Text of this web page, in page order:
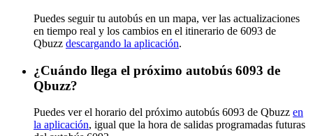
Puedes seguir tu autobús en un mapa, ver las actualizaciones
en tiempo real y los cambios en el itinerario de 6093 de
Qbuzz descargando la aplicación.
¿Cuándo llega el próximo autobús 6093 de
Qbuzz?
Puedes ver el horario del próximo autobús 6093 de Qbuzz en
la aplicación, igual que la hora de salidas programadas futuras